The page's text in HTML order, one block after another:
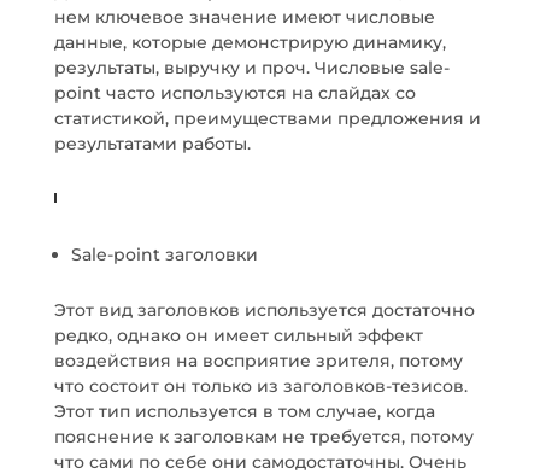
нем ключевое значение имеют числовые
данные, которые демонстрирую динамику,
результаты, выручку и проч. Числовые sale-
point часто используются на слайдах со
статистикой, преимуществами предложения и
результатами работы.
Sale-point заголовки
Этот вид заголовков используется достаточно
редко, однако он имеет сильный эффект
воздействия на восприятие зрителя, потому
что состоит он только из заголовков-тезисов.
Этот тип используется в том случае, когда
пояснение к заголовкам не требуется, потому
что сами по себе они самодостаточны. Очень